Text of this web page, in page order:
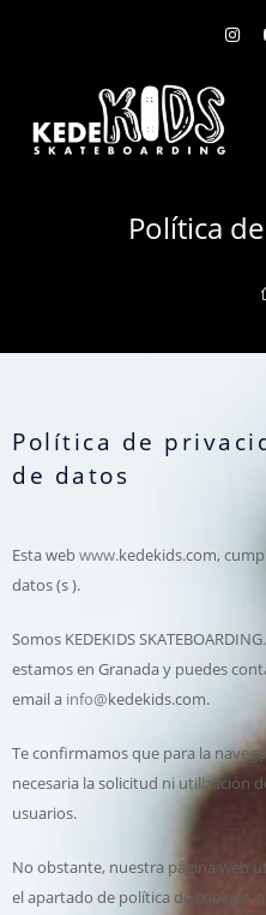
Política
Política de
de datos
Esta webwww.kedekids.com,
datos (s ).
Somos KEDEKIDS
estamos en Granada y puedes
email a info@kedekids.com.
Te confirmamos que para la
necesaria la solicitud ni utilización
usuarios.
No obstante, nuestra página web
el apartado de política de cookies,